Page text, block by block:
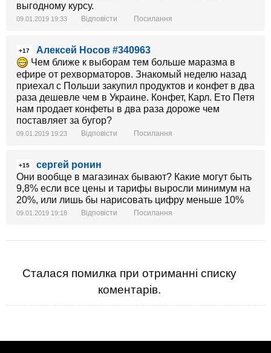
выгодному курсу.
09.01.2019 19:33 Відповісти Посилання
+17
Алексей Носов #340963
Чем ближе к выборам тем больше маразма в
ефире от рехворматоров. Знакомый неделю назад
приехал с Польши закупил продуктов и конфет в два
раза дешевле чем в Украине. Конфет, Карл. Ето Петя
нам продает конфеты в два раза дороже чем
поставляет за бугор?
09.01.2019 19:23 Відповісти Посилання
+15
сергей ронин
Они вообще в магазинах бывают? Какие могут быть
9,8% если все цены и тарифы выросли минимум на
20%, или лишь бы нарисовать цифру меньше 10%
09.01.2019 19:18 Відповісти Посилання
Сталася помилка при отриманні списку
коментарів.